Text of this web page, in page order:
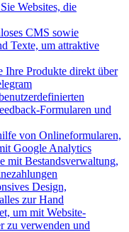
Websites, die
CMS sowie
Texte, um attraktive
Ihre Produkte direkt über
Formularen und
von Onlineformularen,
Google Analytics
mit Bestandsverwaltung,
Design,
zur Hand
um mit Website-
zu verwenden und